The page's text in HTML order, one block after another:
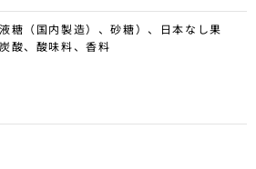
糖（国内製造）、砂糖）、日本なし果
酸、酸味料、香料